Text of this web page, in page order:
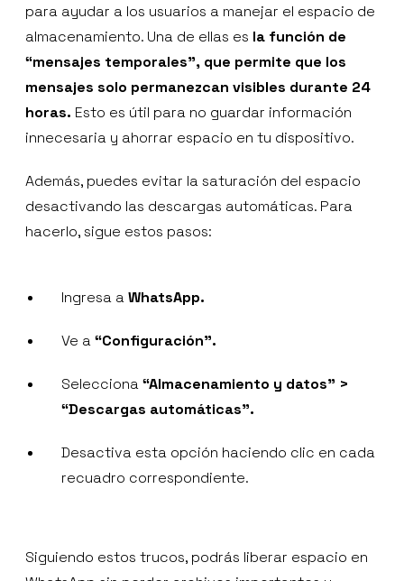
para ayudar a los usuarios a manejar el espacio de
almacenamiento. Una de ellas es la función de
“mensajes temporales”, que permite que los
mensajes solo permanezcan visibles durante 24
horas. Esto es útil para no guardar información
innecesaria y ahorrar espacio en tu dispositivo.
Además, puedes evitar la saturación del espacio
desactivando las descargas automáticas. Para
hacerlo, sigue estos pasos:
Ingresa aWhatsApp.
Ve a“Configuración”.
Selecciona“Almacenamiento y datos” >
“Descargas automáticas”.
Desactiva esta opción haciendo clic en cada
recuadro correspondiente.
Siguiendo estos trucos, podrás liberar espacio en